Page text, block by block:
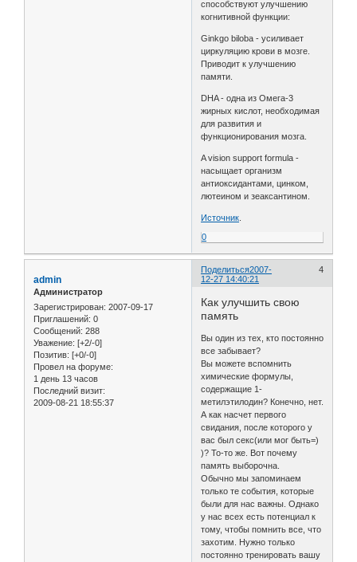
способствуют улучшению
когнитивной функции:
Ginkgo biloba - усиливает
циркуляцию крови в мозге.
Приводит к улучшению
памяти.
DHA - одна из Омега-3
жирных кислот, необходимая
для развития и
функционирования мозга.
A vision support formula -
насыщает организм
антиоксидантами, цинком,
лютеином и зеаксантином.
Источник
0
Поделиться 4
2007-
12-27 14:40:21
admin
Администратор
Зарегистрирован: 2007-09-17
Приглашений: 0
Сообщений: 288
Уважение: [+2/-0]
Позитив: [+0/-0]
Провел на форуме:
1 день 13 часов
Последний визит:
2009-08-21 18:55:37
Как улучшить свою
память
Вы один из тех, кто постоянно
все забывает?
Вы можете вспомнить
химические формулы,
содержащие 1-
метилэтилодин? Конечно, нет.
А как насчет первого
свидания, после которого у
вас был секс(или мог быть=)
)? То-то же. Вот почему
память выборочна.
Обычно мы запоминаем
только те события, которые
были для нас важны. Однако
у нас всех есть потенциал к
тому, чтобы помнить все, что
захотим. Нужно только
постоянно тренировать вашу